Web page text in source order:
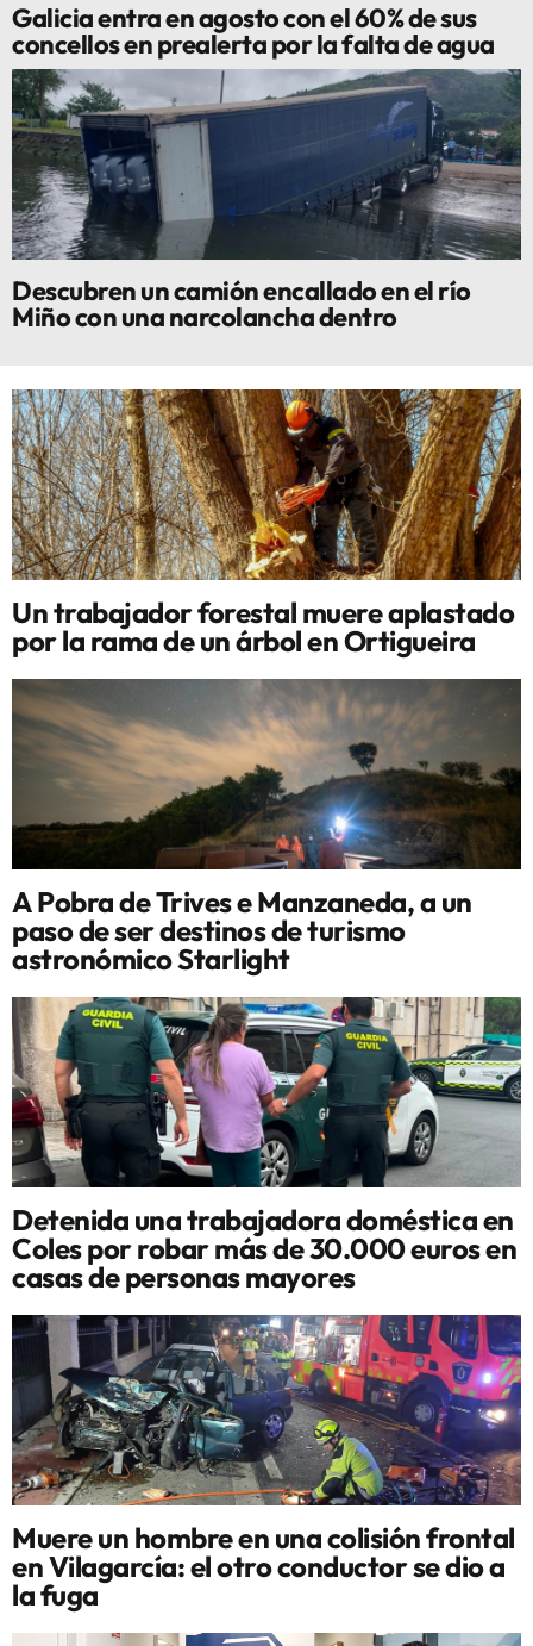
Galicia entra en agosto con el 60% de sus
concellos en prealerta por la falta de agua
Descubren un camión encallado en el río
Miño con una narcolancha dentro
Un trabajador forestal muere aplastado
por la rama de un árbol en Ortigueira
A Pobra de Trives e Manzaneda, a un
paso de ser destinos de turismo
astronómico Starlight
Detenida una trabajadora doméstica en
Coles por robar más de 30.000 euros en
casas de personas mayores
Muere un hombre en una colisión frontal
en Vilagarcía: el otro conductor se dio a
la fuga